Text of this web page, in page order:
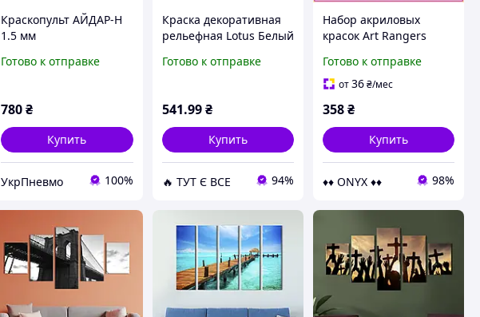
Краскопульт АЙДАР-Н
1.5 мм
Готово к отправке
780₴
Купить
УкрПневмо 100%
Краска декоративная
рельефная Lotus Белый
Готово к отправке
541.99 ₴
Купить
🔥 ТУТ Є ВСЕ 94%
Набор акриловых
красок Art Rangers
мл для декора по
дереву гипсу и
Готово к отправке
от36₴/мес
358₴
Купить
♦♦ ONYX ♦♦ 98%